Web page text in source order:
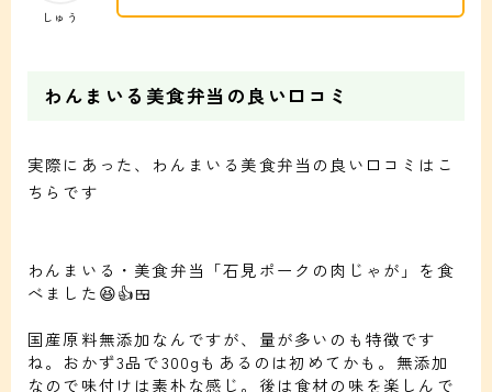
しゅう
わんまいる美食弁当の良い口コミ
実際にあった、わんまいる美食弁当の良い口コミはこ
ちらです
わんまいる・美食弁当「石見ポークの肉じゃが」を食
べました😆👍🍱
国産原料無添加なんですが、量が多いのも特徴です
ね。おかず3品で300gもあるのは初めてかも。無添加
なので味付けは素朴な感じ。後は食材の味を楽しんで